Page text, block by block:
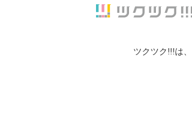
ツクツク!!!は、